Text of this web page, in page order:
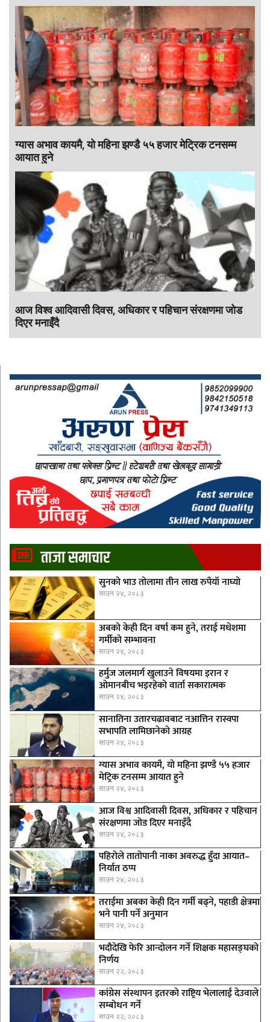
ग्यास अभाव कायमै, यो महिना झण्डै ५५ हजार मेट्रिक टनसम्म
आयात हुने
आज विश्व आदिवासी दिवस, अधिकार र पहिचान संरक्षणमा जोड
दिएर मनाइँदै
ताजा समाचार
सुनको भाउ तोलामा तीन लाख रुपैयाँ नाघ्यो
साउन २४, २०८३
अबको केही दिन वर्षा कम हुने, तराई मधेशमा
गर्मीको सम्भावना
साउन २४, २०८३
हर्मुज जलमार्ग खुलाउने विषयमा इरान र
ओमानबीच भइरहेको वार्ता सकारात्मक
साउन २४, २०८३
सानातिना उतारचढावबाट नआत्तिन रास्वपा
सभापति लामिछानेको आग्रह
साउन २४, २०८३
ग्यास अभाव कायमै, यो महिना झण्डै ५५ हजार
मेट्रिक टनसम्म आयात हुने
साउन २४, २०८३
आज विश्व आदिवासी दिवस, अधिकार र पहिचान
संरक्षणमा जोड दिएर मनाइँदै
साउन २४, २०८३
पहिरोले तातोपानी नाका अवरुद्ध हुँदा आयात–
निर्यात ठप्प
साउन २४, २०८३
तराईमा अबका केही दिन गर्मी बढ्ने, पहाडी क्षेत्रमा
भने पानी पर्ने अनुमान
साउन २४, २०८३
भदौदेखि फेरि आन्दोलन गर्ने शिक्षक महासङ्घको
निर्णय
साउन २२, २०८३
कांग्रेस संस्थापन इतरको राष्ट्रिय भेलालाई देउवाले
सम्बोधन गर्ने
साउन २२, २०८३